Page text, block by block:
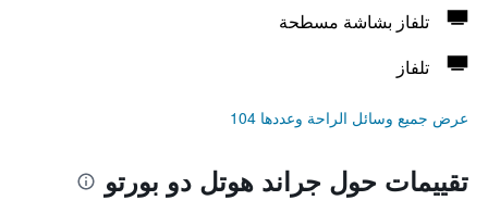
تلفاز بشاشة مسطحة
تلفاز
عرض جميع وسائل الراحة وعددها 104
تقييمات حول جراند هوتل دو بورتو